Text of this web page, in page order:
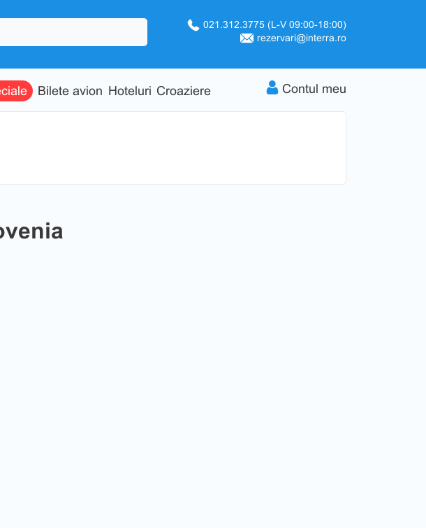
021.312.3775 (L-V 09:00-18:00)
rezervari@interra.ro
Bilete avion Hoteluri Croaziere Contul meu